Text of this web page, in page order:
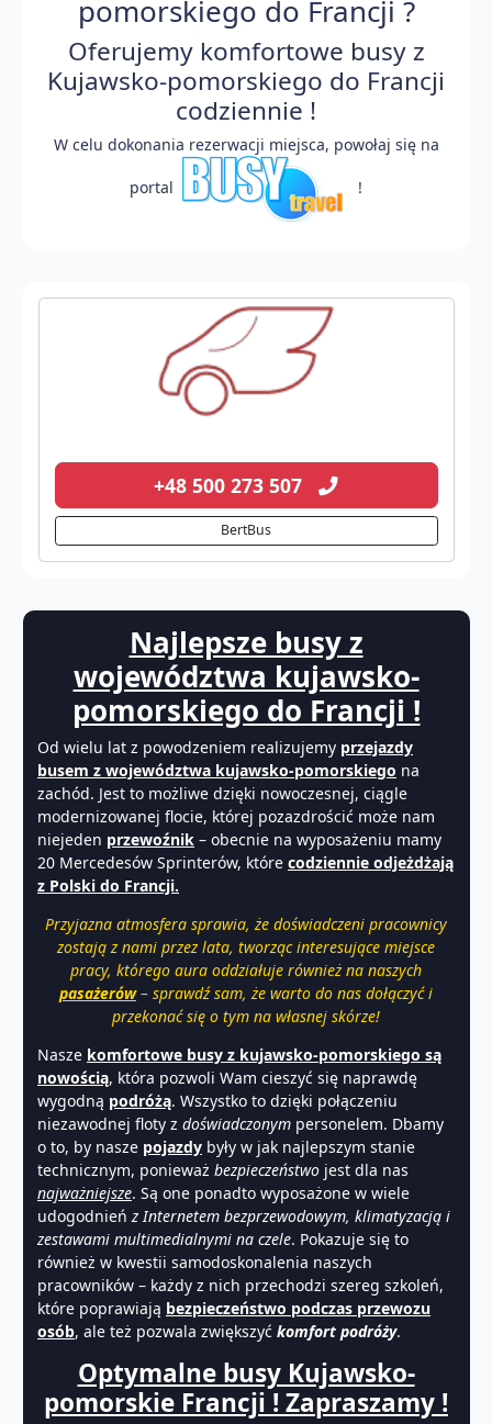
pomorskiego do Francji ?
Oferujemy komfortowe busy z
Kujawsko-pomorskiego do Francji
codziennie !
W celu dokonania rezerwacji miejsca, powołaj się na
portal !
+48 500 273 507
BertBus
Najlepsze busy z
województwa kujawsko-
pomorskiego do Francji !
Od wielu lat z powodzeniem realizujemy przejazdy
busem z województwa kujawsko-pomorskiego na
zachód. Jest to możliwe dzięki nowoczesnej, ciągle
modernizowanej flocie, której pozazdrościć może nam
niejeden przewoźnik – obecnie na wyposażeniu mamy
20 Mercedesów Sprinterów, które codziennie odjeżdżają
z Polski do Francji.
Przyjazna atmosfera sprawia, że doświadczeni pracownicy
zostają z nami przez lata, tworząc interesujące miejsce
pracy, którego aura oddziałuje również na naszych
pasażerów– sprawdź sam, że warto do nas dołączyć i
przekonać się o tym na własnej skórze!
Nasze komfortowe busy z kujawsko-pomorskiego są
nowością, która pozwoli Wam cieszyć się naprawdę
wygodną podróżą. Wszystko to dzięki połączeniu
niezawodnej floty z doświadczonym personelem. Dbamy
o to, by nasze pojazdy były w jak najlepszym stanie
technicznym, ponieważ bezpieczeństwo jest dla nas
najważniejsze. Są one ponadto wyposażone w wiele
udogodnień z Internetem bezprzewodowym, klimatyzacją i
zestawami multimedialnymi na czele. Pokazuje się to
również w kwestii samodoskonalenia naszych
pracowników – każdy z nich przechodzi szereg szkoleń,
które poprawiają bezpieczeństwo podczas przewozu
osób, ale też pozwala zwiększyć komfort podróży.
Optymalne busy Kujawsko-
pomorskie Francji ! Zapraszamy !